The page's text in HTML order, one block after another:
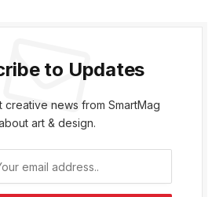
to Updates
creative news from SmartMag
art & design.